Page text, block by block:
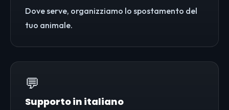
Dove serve, organizziamo lo spostamento del
tuo animale.
💬
Supporto in italiano